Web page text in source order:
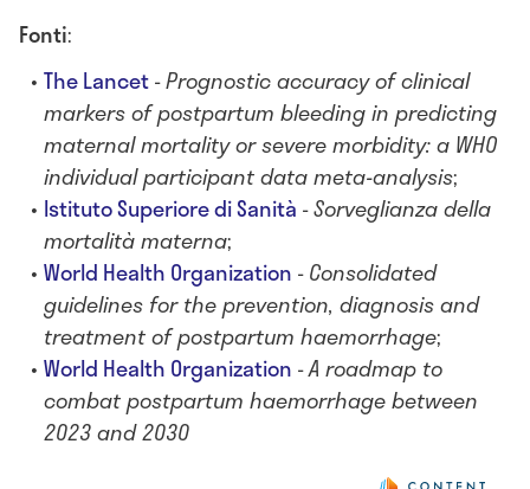
Fonti:
The Lancet-Prognostic accuracy of clinical
markers of postpartum bleeding in predicting
maternal mortality or severe morbidity: a WHO
individual participant data meta-analysis;
Istituto Superiore di Sanità -Sorveglianza della
mortalità materna;
World Health Organization -Consolidated
guidelines for the prevention, diagnosis and
treatment of postpartum haemorrhage;
World Health Organization -A roadmap to
combat postpartum haemorrhage between
2023 and 2030